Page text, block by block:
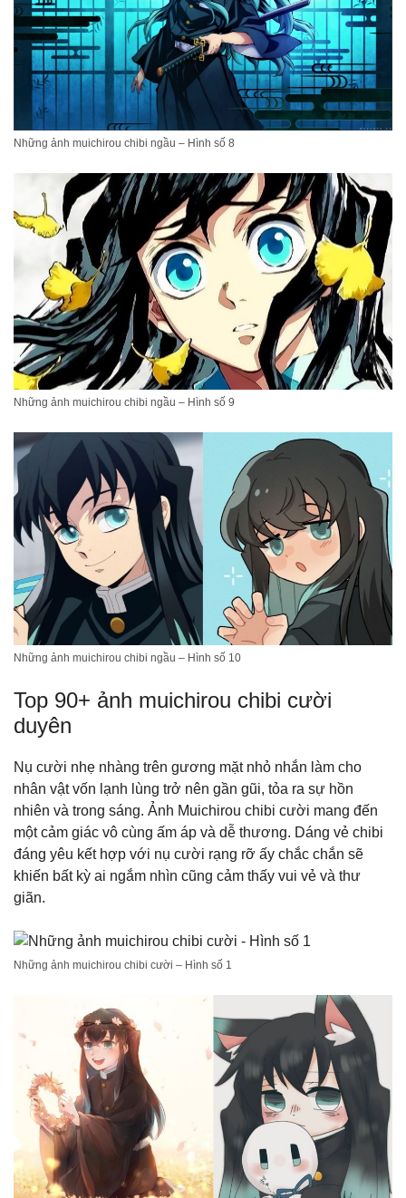
Những ảnh muichirou chibi ngầu – Hình số 8
Những ảnh muichirou chibi ngầu – Hình số 9
Những ảnh muichirou chibi ngầu – Hình số 10
Top 90+ ảnh muichirou chibi cười
duyên
Nụ cười nhẹ nhàng trên gương mặt nhỏ nhắn làm cho
nhân vật vốn lạnh lùng trở nên gần gũi, tỏa ra sự hồn
nhiên và trong sáng. Ảnh Muichirou chibi cười mang đến
một cảm giác vô cùng ấm áp và dễ thương. Dáng vẻ chibi
đáng yêu kết hợp với nụ cười rạng rỡ ấy chắc chắn sẽ
khiến bất kỳ ai ngắm nhìn cũng cảm thấy vui vẻ và thư
giãn.
Những ảnh muichirou chibi cười – Hình số 1